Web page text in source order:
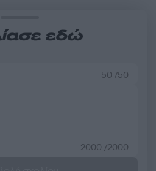
εδώ
50 /50
2000 /2000